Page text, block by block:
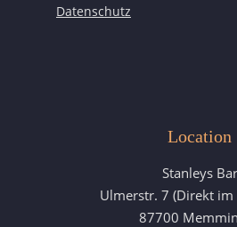
Datenschutz
Location
Stanleys Bar
Ulmerstr. 7 (Direkt im
87700